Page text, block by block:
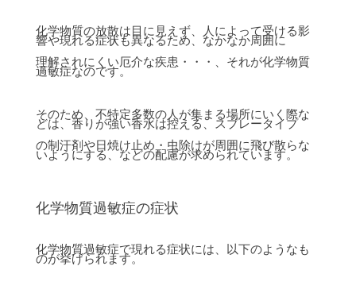
化学物質の放散は目に見えず、人によって受ける影
響や現れる症状も異なるため、なかなか周囲に
理解されにくい厄介な疾患・・・、それが化学物質
過敏症なのです。
そのため、不特定多数の人が集まる場所にいく際な
どは、香りが強い香水は控える、スプレータイプ
の制汗剤や日焼け止め・虫除けが周囲に飛び散らな
いようにする、などの配慮が求められています。
化学物質過敏症の症状
化学物質過敏症で現れる症状には、以下のようなも
のが挙げられます。